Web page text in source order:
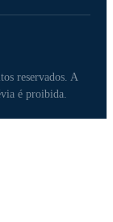
reservados. A
é proibida.